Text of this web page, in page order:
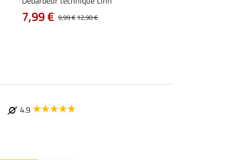
9,99 €12,90 €
7,99 €
4.9